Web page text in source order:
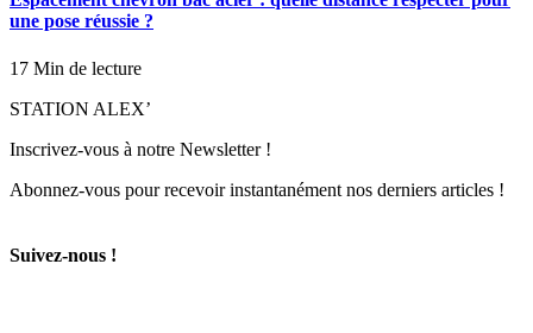
une pose réussie ?
17 Min de lecture
STATION ALEX’
Inscrivez-vous à notre Newsletter !
Abonnez-vous pour recevoir instantanément nos derniers articles !
Suivez-nous !